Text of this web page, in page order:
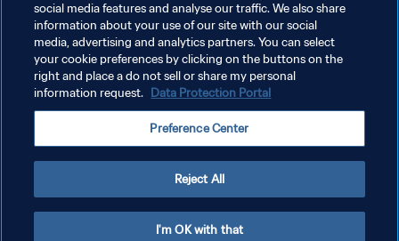
POLITIQUE DE CONFIDENTIALITÉ
CONDITIONS D'UTILISATION
GÉRER VOS PRÉFÉRENCES SUR LES COOKIES
Copyright © 1994 - 2026 FIFA. Tous droits réservés.
social media features and analyse our traffic. We also share
information about your use of our site with our social
media, advertising and analytics partners. You can select
your cookie preferences by clicking on the buttons on the
right and place a do not sell or share my personal
information request. Data Protection Portal
Preference Center
Reject All
I'm OK with that